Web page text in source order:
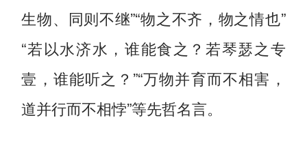
生物、同则不继”“物之不齐，物之情也”
“若以水济水，谁能食之？若琴瑟之专
壹，谁能听之？”“万物并育而不相害，
道并行而不相悖”等先哲名言。